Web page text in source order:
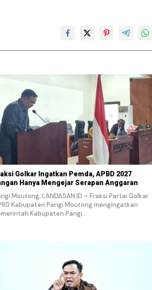
Golkar Ingatkan Pemda, APBD 2027
Hanya Mengejar Serapan Anggaran
Moutong, LANDASAN.ID – Fraksi Partai Golkar
Kabupaten Parigi Moutong mengingatkan
Kabupaten Parigi…